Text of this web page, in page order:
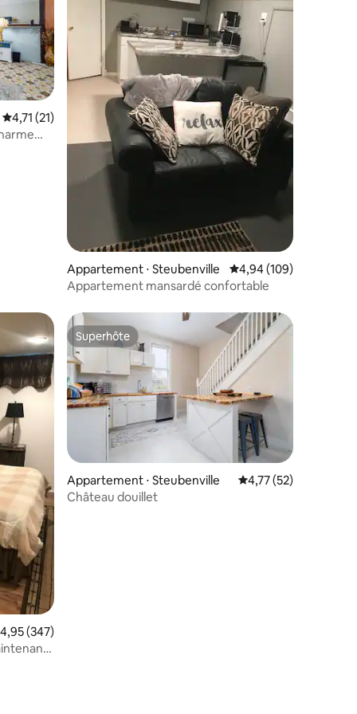
: 4,79 sur 5
Évaluation moyenne sur la base de 21 commentaires : 4,71 sur 5
4,71 (21)
Appartement ⋅ Steubenville Évaluation moyenne
4,94 (109)
Appartement mansardé confortable
: 5 sur 5
moyenne sur la base de 347 commentaires : 4,95 sur 5
4,95 (347)
Superhôte
Superhôte
Appartement ⋅ Steubenville Évaluation moyenne
4,77 (52)
Château douillet